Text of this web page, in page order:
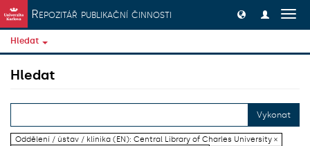
Přeskočit na obsah
Repozitář publikační činnosti
Hledat
Hledat
Vykonat
Oddělení / ústav / klinika (EN): Central Library of Charles University ×